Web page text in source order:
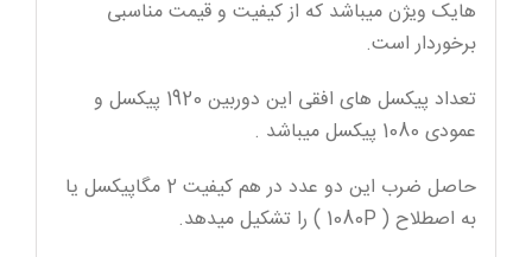
هایک ویژن میباشد که از کیفیت و قیمت مناسبی
برخوردار است.
تعداد پیکسل های افقی این دوربین 1920 پیکسل و
عمودی 1080 پیکسل میباشد .
حاصل ضرب این دو عدد در هم کیفیت 2 مگاپیکسل یا
به اصطلاح ( 1080P ) را تشکیل میدهد.